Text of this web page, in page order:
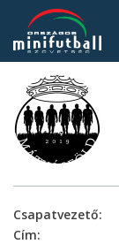
Csapatvezető:
Cím: